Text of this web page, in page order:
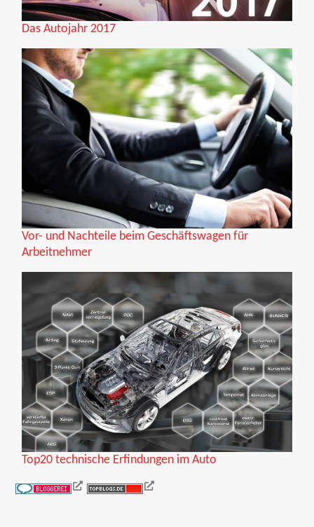
Das Autojahr 2017
Vor- und Nachteile beim Geschäftswagen für
Arbeitnehmer
Top20 technische Erfindungen im Auto